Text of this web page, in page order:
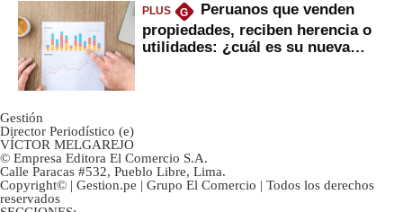
PLUS G
Peruanos que venden
propiedades, reciben herencia o
utilidades: ¿cuál es su nueva
Gestión
Director Periodístico (e)
VÍCTOR MELGAREJO
© Empresa Editora El Comercio S.A.
Calle Paracas #532, Pueblo Libre, Lima.
Copyright© | Gestion.pe | Grupo El Comercio | Todos los derechos
reservados